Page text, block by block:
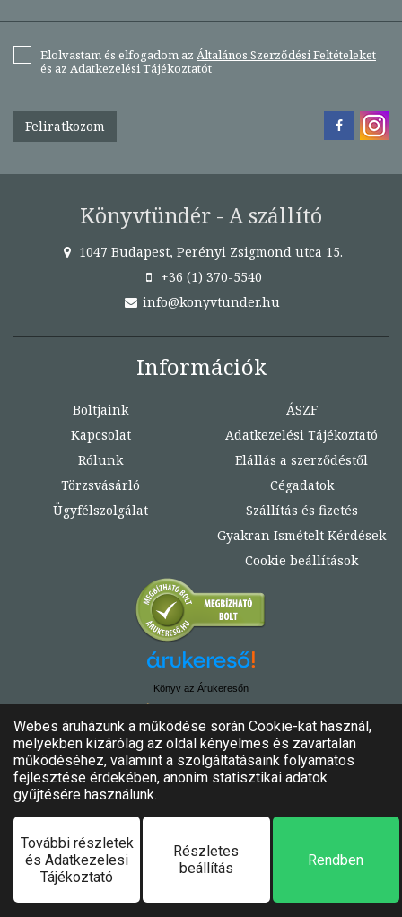
Elolvastam és elfogadom az Általános Szerződési Feltételeket
és az Adatkezelési Tájékoztatót
Feliratkozom
Könyvtündér - A szállító
1047 Budapest, Perényi Zsigmond utca 15.
+36 (1) 370-5540
info@konyvtunder.hu
Információk
Boltjaink
Kapcsolat
Rólunk
Törzsvásárló
Ügyfélszolgálat
ÁSZF
Adatkezelési Tájékoztató
Elállás a szerződéstől
Cégadatok
Szállítás és fizetés
Gyakran Ismételt Kérdések
Cookie beállítások
Könyv az Árukeresőn
Minden jog fenntartva!
Felhasználási feltételek